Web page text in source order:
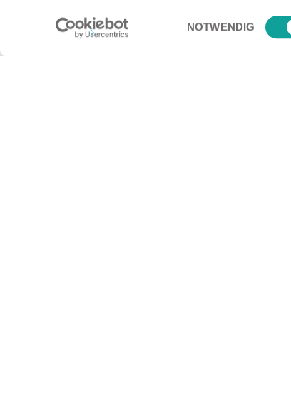
Einwilligungsauswahl
NOTWENDIG